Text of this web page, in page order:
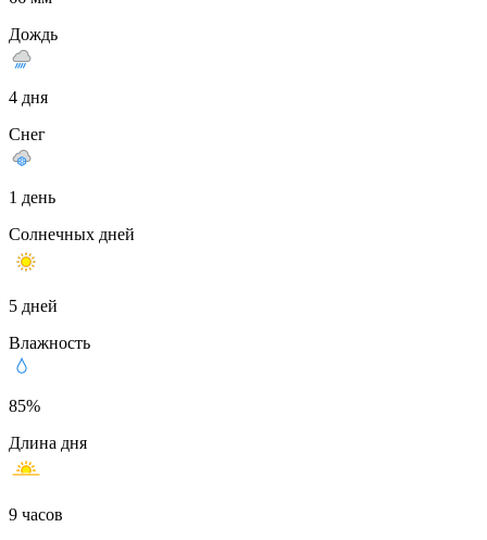
Дождь
4 дня
Снег
1 день
Солнечных дней
5 дней
Влажность
85%
Длина дня
9 часов